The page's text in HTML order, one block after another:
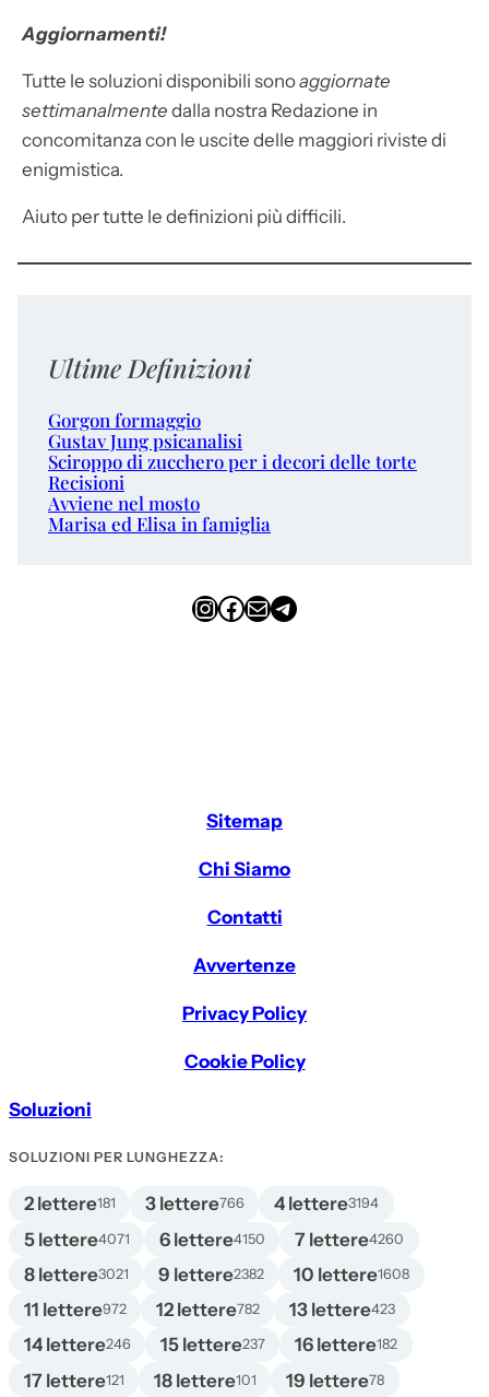
Aggiornamenti!
Tutte le soluzioni disponibili sonoaggiornate
settimanalmente dalla nostra Redazione in
concomitanza con le uscite delle maggiori riviste di
enigmistica.
Aiuto per tutte le definizioni più difficili.
Ultime Definizioni
Gorgon formaggio
Gustav Jung psicanalisi
Sciroppo di zucchero per i decori delle torte
Recisioni
Avviene nel mosto
Marisa ed Elisa in famiglia
InstagramFacebook Email Telegram
Sitemap
Chi Siamo
Contatti
Avvertenze
Privacy Policy
Cookie Policy
Soluzioni
SOLUZIONI PER LUNGHEZZA:
2 lettere181 3 lettere766 4 lettere3194
5 lettere4071 6 lettere4150 7 lettere4260
8 lettere3021 9 lettere2382 10 lettere1608
11 lettere972 12 lettere782 13 lettere423
14 lettere246 15 lettere237 16 lettere182
17 lettere121 18 lettere101 19 lettere78